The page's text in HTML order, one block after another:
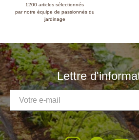
1200 articles sélectionnés
par notre équipe de passionnés du
jardinage
Lettre